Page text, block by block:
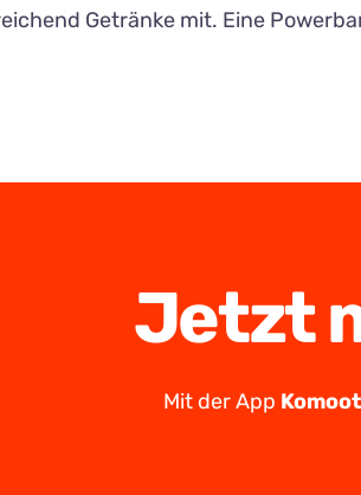
Getränke mit. Eine
Jetzt
Mit der App Komoot